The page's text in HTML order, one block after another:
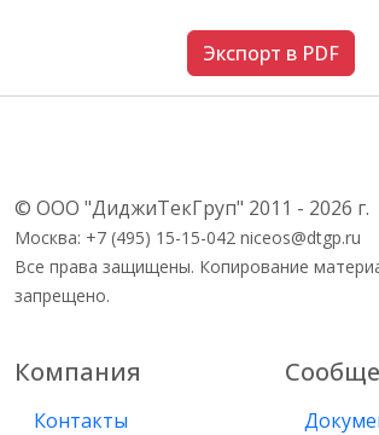
Экспорт в PDF
© ООО "ДиджиТекГруп" 2011 - 2026 г.
Москва: +7 (495) 15-15-042 niceos@dtgp.ru
Все права защищены. Копирование
запрещено.
Компания
Контакты